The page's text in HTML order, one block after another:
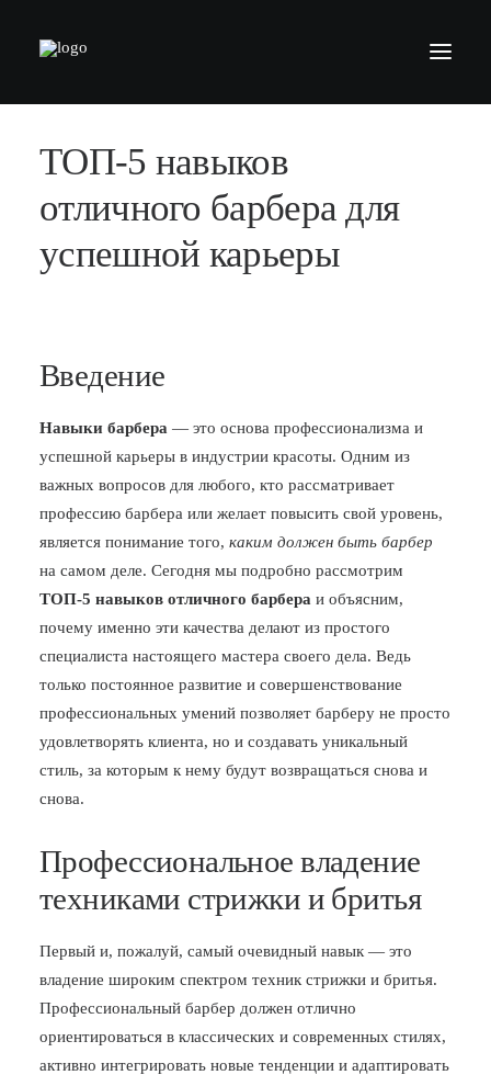
БАРБЕРШОПЫ
СЕРТИФИКАТЫ
КОСМЕТИКА
ВАКАНСИИ
ФРАНШИЗА
БЛОГ
ПОЖАЛОВАТЬСЯ
ТОП-5 навыков
отличного барбера для
успешной карьеры
Введение
Навыки барбера — это основа профессионализма и
успешной карьеры в индустрии красоты. Одним из
важных вопросов для любого, кто рассматривает
профессию барбера или желает повысить свой уровень,
является понимание того, каким должен быть барбер
на самом деле. Сегодня мы подробно рассмотрим
ТОП‑5 навыков отличного барбера и объясним,
почему именно эти качества делают из простого
специалиста настоящего мастера своего дела. Ведь
только постоянное развитие и совершенствование
профессиональных умений позволяет барберу не просто
удовлетворять клиента, но и создавать уникальный
стиль, за которым к нему будут возвращаться снова и
снова.
Профессиональное владение
техниками стрижки и бритья
Первый и, пожалуй, самый очевидный навык — это
владение широким спектром техник стрижки и бритья.
Профессиональный барбер должен отлично
ориентироваться в классических и современных стилях,
активно интегрировать новые тенденции и адаптировать